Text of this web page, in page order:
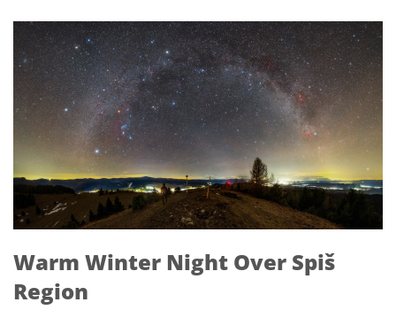
Warm Winter Night Over Spiš
Region